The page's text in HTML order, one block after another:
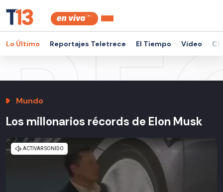
Lo Último Reportajes Teletrece El Tiempo Video
Mundo
Los millonarios récords de Elon Musk